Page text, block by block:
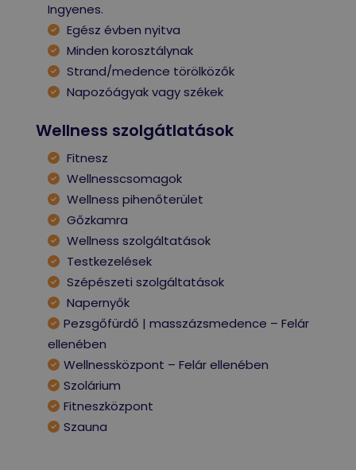
Ingyenes.
Egész évben nyitva
Minden korosztálynak
Strand/medence törölközők
Napozóágyak vagy székek
Wellness szolgátlatások
Fitnesz
Wellnesscsomagok
Wellness pihenőterület
Gőzkamra
Wellness szolgáltatások
Testkezelések
Szépészeti szolgáltatások
Napernyők
Pezsgőfürdő | masszázsmedence – Felár
ellenében
Wellnessközpont – Felár ellenében
Szolárium
Fitneszközpont
Szauna